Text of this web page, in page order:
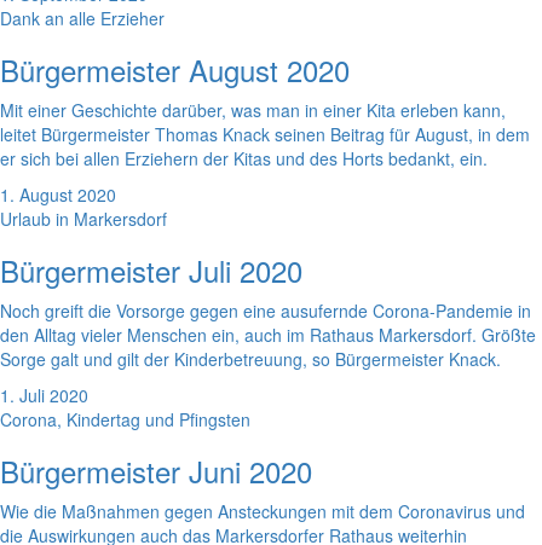
Dank an alle Erzieher
Bürgermeister August 2020
Mit einer Geschichte darüber, was man in einer Kita erleben kann,
leitet Bürgermeister Thomas Knack seinen Beitrag für August, in dem
er sich bei allen Erziehern der Kitas und des Horts bedankt, ein.
1. August 2020
Urlaub in Markersdorf
Bürgermeister Juli 2020
Noch greift die Vorsorge gegen eine ausufernde Corona-Pandemie in
den Alltag vieler Menschen ein, auch im Rathaus Markersdorf. Größte
Sorge galt und gilt der Kinderbetreuung, so Bürgermeister Knack.
1. Juli 2020
Corona, Kindertag und Pfingsten
Bürgermeister Juni 2020
Wie die Maßnahmen gegen Ansteckungen mit dem Coronavirus und
die Auswirkungen auch das Markersdorfer Rathaus weiterhin